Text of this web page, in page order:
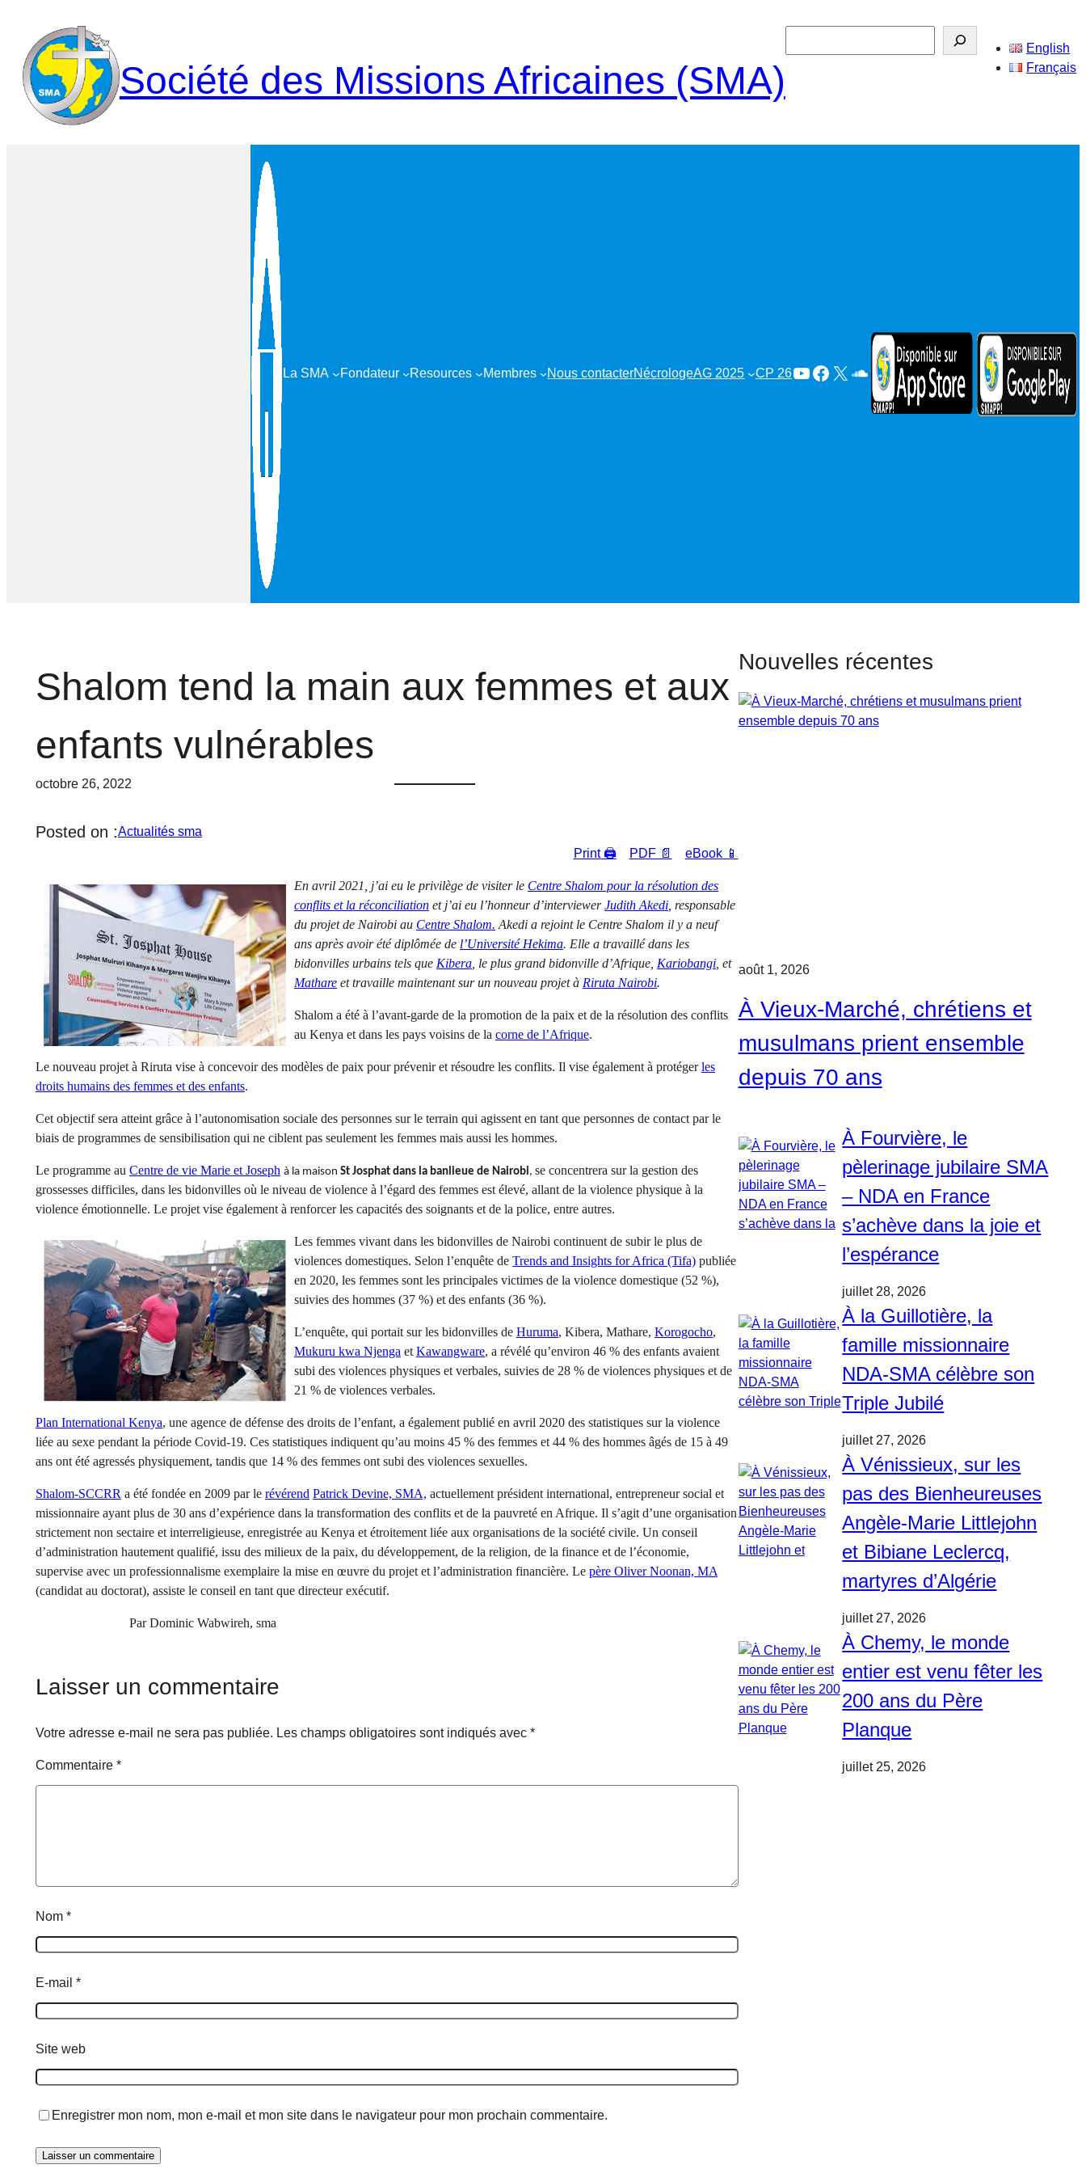
contenu
Société des Missions Africaines (SMA)
English
Français
La SMA Fondateur Resources Membres Nous contacterNécrologeAG 2025 CP 26YouTube
Facebook
X SoundCloud
Shalom tend la main aux femmes et aux
enfants vulnérables
octobre 26, 2022
Posted on :Actualités sma
Print 🖨
PDF 📄 eBook 📱
En avril 2021, j’ai eu le privilège de visiter le Centre Shalom pour la résolution des
conflits et la réconciliation et j’ai eu l’honneur d’interviewerJudith Akedi , responsable
du projet de Nairobi au Centre Shalom. Akedi a rejoint le Centre Shalom il y a neuf
ans après avoir été diplômée de l’Université Hekima. Elle a travaillé dans les
bidonvilles urbains tels que Kibera , le plus grand bidonville d’Afrique, Kariobangi , et
Mathare et travaille maintenant sur un nouveau projet à Riruta Nairobi.
Shalom a été à l’avant-garde de la promotion de la paix et de la résolution des conflits
au Kenya et dans les pays voisins de la corne de l’Afrique.
Le nouveau projet à Riruta vise à concevoir des modèles de paix pour prévenir et résoudre les conflits. Il vise également à protégerles
droits humains des femmes et des enfants.
Cet objectif sera atteint grâce à l’autonomisation sociale des personnes sur le terrain qui agissent en tant que personnes de contact par le
biais de programmes de sensibilisation qui ne ciblent pas seulement les femmes mais aussi les hommes.
Le programme au Centre de vie Marie et Joseph à la maison St Josphat dans la banlieue de Nairobi, se concentrera sur la gestion des
grossesses difficiles, dans les bidonvilles où le niveau de violence à l’égard des femmes est élevé, allant de la violence physique à la
violence émotionnelle. Le projet vise également à renforcer les capacités des soignants et de la police, entre autres.
Les femmes vivant dans les bidonvilles de Nairobi continuent de subir le plus de
violences domestiques. Selon l’enquête de Trends and Insights for Africa (Tifa) publiée
en 2020, les femmes sont les principales victimes de la violence domestique (52 %),
suivies des hommes (37 %) et des enfants (36 %).
L’enquête, qui portait sur les bidonvilles de Huruma, Kibera, Mathare, Korogocho,
Mukuru kwa Njenga et Kawangware, a révélé qu’environ 46 % des enfants avaient
subi des violences physiques et verbales, suivies de 28 % de violences physiques et de
21 % de violences verbales.
Plan International Kenya, une agence de défense des droits de l’enfant, a également publié en avril 2020 des statistiques sur la violence
liée au sexe pendant la période Covid-19. Ces statistiques indiquent qu’au moins 45 % des femmes et 44 % des hommes âgés de 15 à 49
ans ont été agressés physiquement, tandis que 14 % des femmes ont subi des violences sexuelles.
Shalom-SCCRR a été fondée en 2009 par le révérend Patrick Devine, SMA, actuellement président international, entrepreneur social et
missionnaire ayant plus de 30 ans d’expérience dans la transformation des conflits et de la pauvreté en Afrique. Il s’agit d’une organisation
strictement non sectaire et interreligieuse, enregistrée au Kenya et étroitement liée aux organisations de la société civile. Un conseil
d’administration hautement qualifié, issu des milieux de la paix, du développement, de la religion, de la finance et de l’économie,
supervise avec un professionnalisme exemplaire la mise en œuvre du projet et l’administration financière. Le père Oliver Noonan, MA
(candidat au doctorat), assiste le conseil en tant que directeur exécutif.
Par Dominic Wabwireh, sma
Laisser un commentaire
Votre adresse e-mail ne sera pas publiée. Les champs obligatoires sont indiqués avec *
Commentaire *
Nom *
E-mail *
Site web
Enregistrer mon nom, mon e-mail et mon site dans le navigateur pour mon prochain commentaire.
Nouvelles récentes
août 1, 2026
À Vieux-Marché, chrétiens et
musulmans prient ensemble
depuis 70 ans
À Fourvière, le
pèlerinage jubilaire SMA
– NDA en France
s’achève dans la joie et
l’espérance
juillet 28, 2026
À la Guillotière, la
famille missionnaire
NDA-SMA célèbre son
Triple Jubilé
juillet 27, 2026
À Vénissieux, sur les
pas des Bienheureuses
Angèle-Marie Littlejohn
et Bibiane Leclercq,
martyres d’Algérie
juillet 27, 2026
À Chemy, le monde
entier est venu fêter les
200 ans du Père
Planque
juillet 25, 2026